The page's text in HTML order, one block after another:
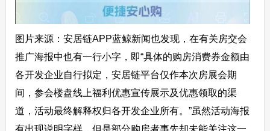
图片来源：安居链APP蓝鲸新闻也发现，在有关房交会
推广海报中也有一行小字，即“具体的购房消费券金额由
各开发企业自行拟定，安居链平台仅作本次房展会期
间，参会楼盘线上福利优惠宣传展示及优惠领取的渠
道，活动最终解释权归各开发企业所有。”虽然活动海报
有出现说明字样，但是部分购房者事先却未能关注这一